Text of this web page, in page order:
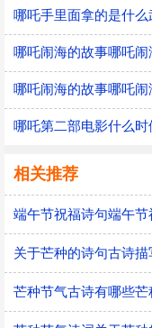
哪吒手里面拿的是什
哪吒闹海的故事哪吒闹
哪吒闹海的故事哪吒
相关推荐
端午节祝福诗句端午
关于芒种的诗句古诗
芒种节气古诗有哪些